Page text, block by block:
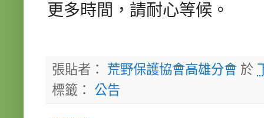
更多時間，請耐心等候。
張貼者： 荒野保護協會高雄分會 於
標籤： 公告